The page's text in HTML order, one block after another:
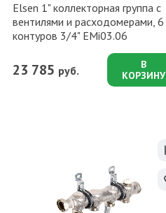
Elsen 1" коллекторная группа с
вентилями и расходомерами, 6
контуров 3/4" EMi03.06
23 785 руб.
В
КОРЗИНУ